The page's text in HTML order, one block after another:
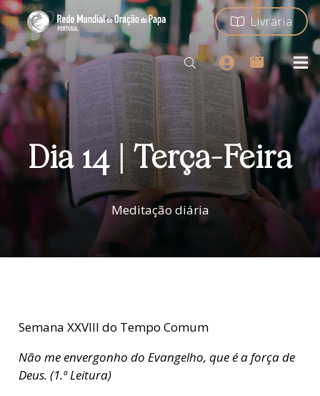
Livraria
Dia 14 | Terça-Feira
Meditação diária
Semana XXVIII do Tempo Comum
Não me envergonho do Evangelho, que é a força de
Deus. (1.ª Leitura)